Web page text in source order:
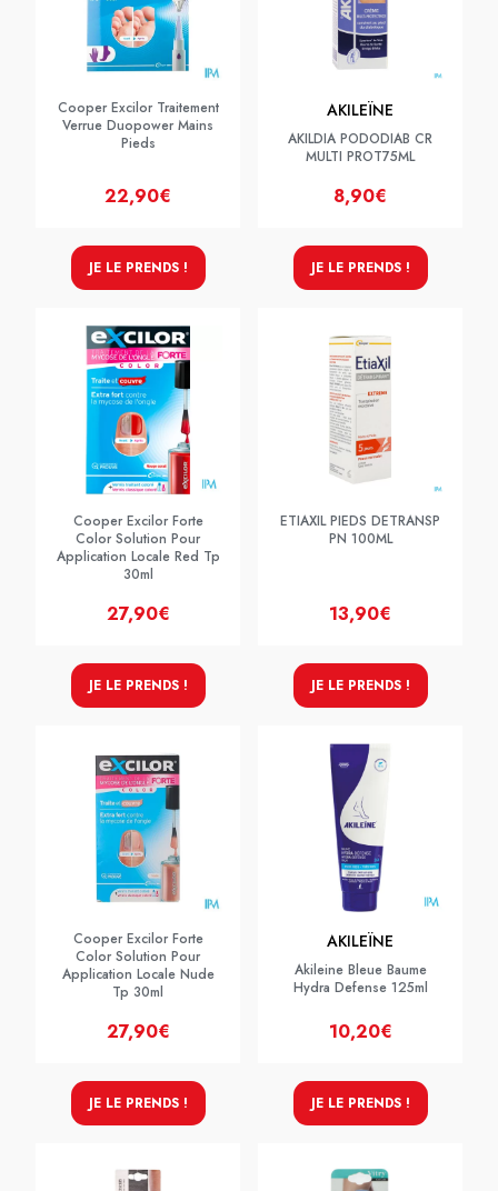
Cooper Excilor Traitement
Verrue Duopower Mains
Pieds
22,90€
JE LE PRENDS !
AKILEÏNE
AKILDIA PODODIAB CR
MULTI PROT75ML
8,90€
JE LE PRENDS !
Cooper Excilor Forte
Color Solution Pour
Application Locale Red Tp
30ml
27,90€
JE LE PRENDS !
ETIAXIL PIEDS DETRANSP
PN 100ML
13,90€
JE LE PRENDS !
Cooper Excilor Forte
Color Solution Pour
Application Locale Nude
Tp 30ml
27,90€
JE LE PRENDS !
AKILEÏNE
Akileine Bleue Baume
Hydra Defense 125ml
10,20€
JE LE PRENDS !